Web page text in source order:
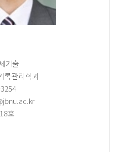
기술
록관리학과
호